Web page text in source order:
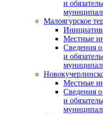
и
Малоягурское
Местные
Сведения
и
Местные
Сведения
и